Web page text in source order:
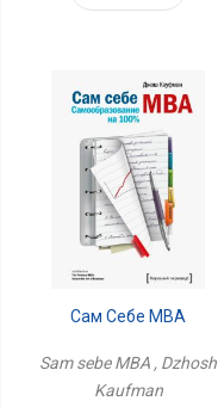
Сам Себе MBA
Sam sebe MBA , Dzhosh
Kaufman